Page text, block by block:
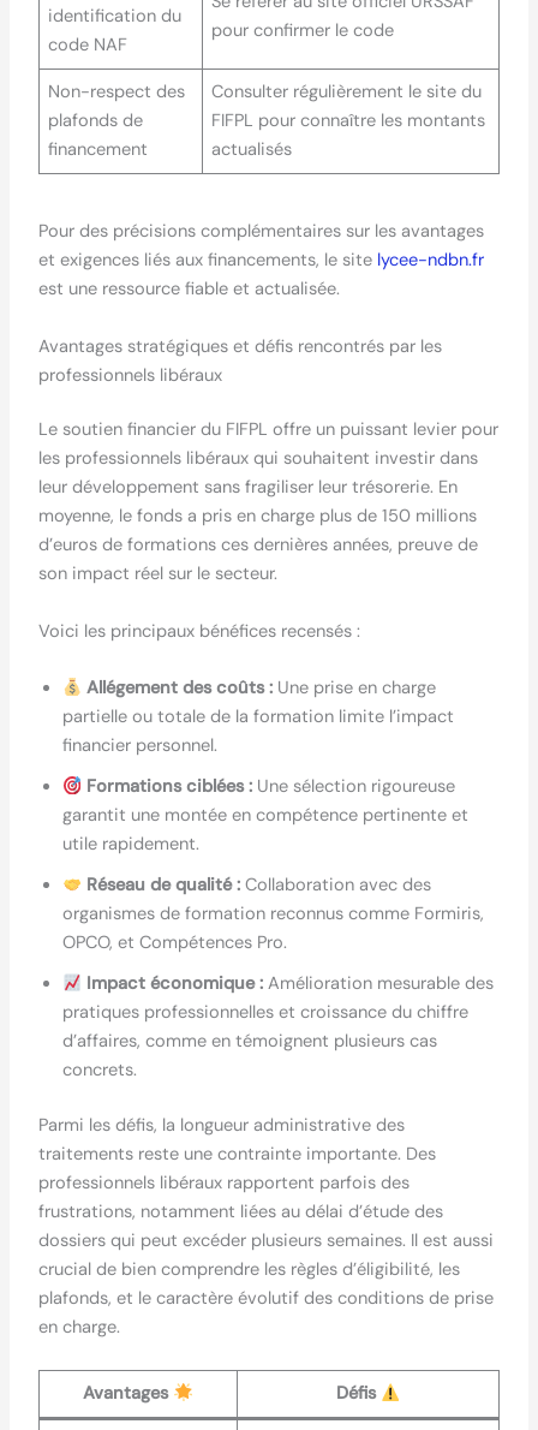
identification du
code NAF
pour confirmer le code
Non-respect des
plafonds de
financement
Consulter régulièrement le site du
FIFPL pour connaître les montants
actualisés
Pour des précisions complémentaires sur les avantages
et exigences liés aux financements, le site lycee-ndbn.fr
est une ressource fiable et actualisée.
Avantages stratégiques et défis rencontrés par les
professionnels libéraux
Le soutien financier du FIFPL offre un puissant levier pour
les professionnels libéraux qui souhaitent investir dans
leur développement sans fragiliser leur trésorerie. En
moyenne, le fonds a pris en charge plus de 150 millions
d’euros de formations ces dernières années, preuve de
son impact réel sur le secteur.
Voici les principaux bénéfices recensés :
Allégement des coûts : Une prise en charge
partielle ou totale de la formation limite l’impact
financier personnel.
Formations ciblées : Une sélection rigoureuse
garantit une montée en compétence pertinente et
utile rapidement.
Réseau de qualité : Collaboration avec des
organismes de formation reconnus comme Formiris,
OPCO, et Compétences Pro.
Impact économique : Amélioration mesurable des
pratiques professionnelles et croissance du chiffre
d’affaires, comme en témoignent plusieurs cas
concrets.
Parmi les défis, la longueur administrative des
traitements reste une contrainte importante. Des
professionnels libéraux rapportent parfois des
frustrations, notamment liées au délai d’étude des
dossiers qui peut excéder plusieurs semaines. Il est aussi
crucial de bien comprendre les règles d’éligibilité, les
plafonds, et le caractère évolutif des conditions de prise
en charge.
Avantages Défis